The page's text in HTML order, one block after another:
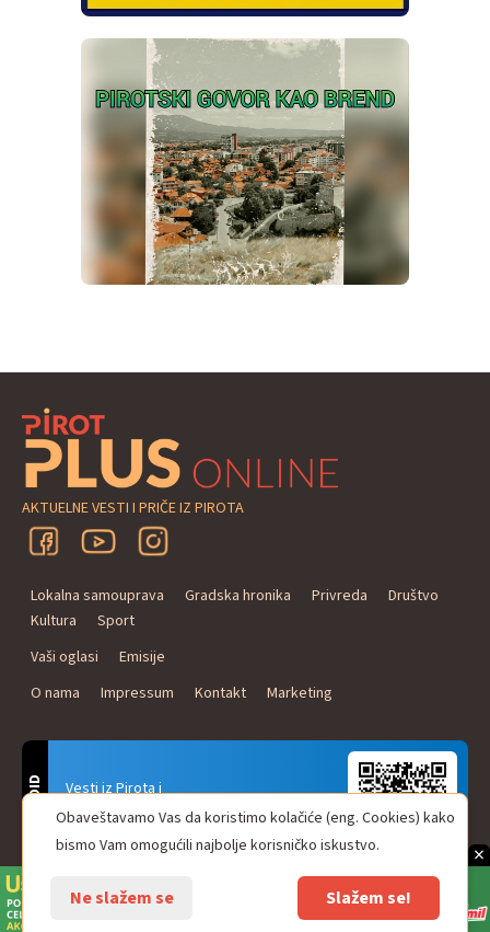
×
AKTUELNE VESTI I PRIČE IZ PIROTA
Lokalna samouprava Gradska hronika Privreda
Društvo
Kultura
Sport
Vaši oglasi
Emisije
O nama
Impressum Kontakt Marketing
Vesti iz Pirota i
Naxi Plus Radio
Uvek u Vašem džepu!
ANDROID
© Pirot plus online - internet portal. Sva prava zadržana.
Obaveštavamo Vas da koristimo kolačiće (eng. Cookies) kako
bismo Vam omogućili najbolje korisničko iskustvo.
Ne slažem se Slažem se!